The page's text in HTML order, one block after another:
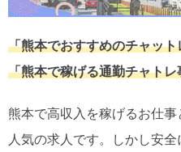
「熊本でおすすめのチャッ
「熊本で稼げる通勤チャト
熊本で高収入を稼げるお仕
人気の求人です。しかし安